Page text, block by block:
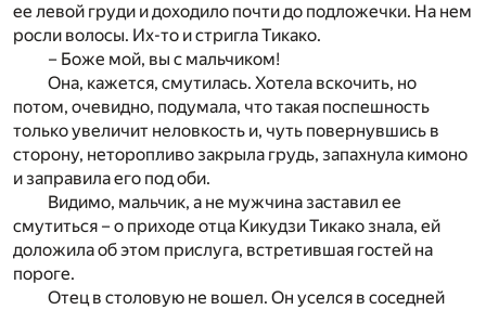
ее левой груди и доходило почти до подложечки. На нем
росли волосы. Их-то и стригла Тикако.
– Боже мой, вы с мальчиком!
Она, кажется, смутилась. Хотела вскочить, но
потом, очевидно, подумала, что такая поспешность
только увеличит неловкость и, чуть повернувшись в
сторону, неторопливо закрыла грудь, запахнула кимоно
и заправила его под оби.
Видимо, мальчик, а не мужчина заставил ее
смутиться – о приходе отца Кикудзи Тикако знала, ей
доложила об этом прислуга, встретившая гостей на
пороге.
Отец в столовую не вошел. Он уселся в соседней